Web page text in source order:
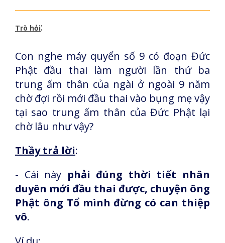
Trò hỏi:
Con nghe máy quyển số 9 có đoạn Đức
Phật đầu thai làm người lần thứ ba
trung ấm thân của ngài ở ngoài 9 năm
chờ đợi rồi mới đầu thai vào bụng mẹ vậy
tại sao trung ấm thân của Đức Phật lại
chờ lâu như vậy?
Thầy trả lời:
- Cái này phải đúng thời tiết nhân
duyên mới đầu thai được, chuyện ông
Phật ông Tổ mình đừng có can thiệp
vô.